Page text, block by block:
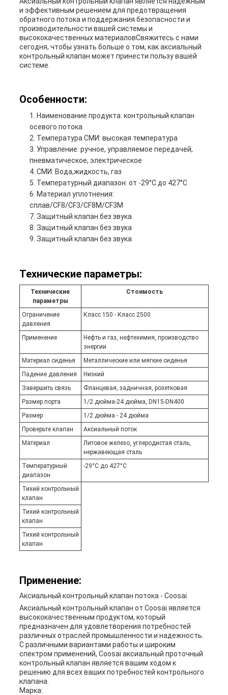
и эффективным решением для предотвращения
обратного потока и поддержания безопасности и
производительности вашей системы.и
высококачественных материаловСвяжитесь с нами
сегодня, чтобы узнать больше о том, как аксиальный
контрольный клапан может принести пользу вашей
системе.
Особенности:
Наименование продукта: контрольный клапан
осевого потока
Температура СМИ: высокая температура
Управление: ручное, управляемое передачей,
пневматическое, электрическое
СМИ: Вода,жидкость, газ
Температурный диапазон: от -29°C до 427°C
Материал уплотнения:
сплав/CF8/CF3/CF8M/CF3M
Защитный клапан без звука
Защитный клапан без звука
Защитный клапан без звука
Технические параметры:
Технические
параметры
Стоимость
Ограничение
давления
Класс 150 - Класс 2500
Применение
Нефть и газ, нефтехимия, производство
энергии
Материал сиденья
Металлические или мягкие сиденья
Падение давления
Низкий
Завершить связь
Фланцевая, задничная, розетковая
Размер порта
1/2 дюйма-24 дюйма, DN15-DN400
Размер
1/2 дюйма - 24 дюйма
Проверьте клапан
Аксиальный поток
Материал
Литовое железо, углеродистая сталь,
нержавеющая сталь
Температурный
диапазон
-29°C до 427°C
Тихий контрольный
клапан
Тихий контрольный
клапан
Тихий контрольный
клапан
Применение:
Аксиальный контрольный клапан потока - Coosai
Аксиальный контрольный клапан от Coosai является
высококачественным продуктом, который
предназначен для удовлетворения потребностей
различных отраслей промышленности.и надежность.
С различными вариантами работы и широким
спектром применений, Coosai аксиальный проточный
контрольный клапан является вашим ходом к
решению для всех ваших потребностей контрольного
клапана.
Марка: